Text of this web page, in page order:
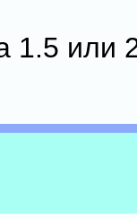
1.5 или